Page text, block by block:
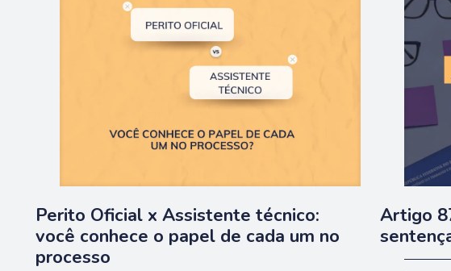
Perito Oficial x Assistente técnico:
você conhece o papel de cada um no
processo
Artigo